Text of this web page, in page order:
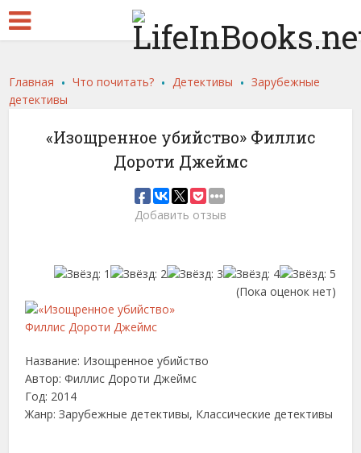
Главная .Что почитать? . Детективы .Зарубежные
детективы
«Изощренное убийство» Филлис
Дороти Джеймс
Добавить отзыв
(Пока оценок нет)
Название: Изощренное убийство
Автор: Филлис Дороти Джеймс
Год: 2014
Жанр: Зарубежные детективы, Классические детективы